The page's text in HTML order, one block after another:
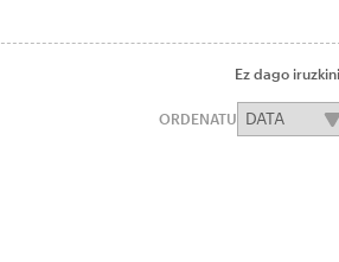
Ez dago
ORDENATU